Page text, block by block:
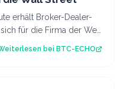
erhält Broker-Dealer-
für die Firma der Weg
bei BTC-ECHO